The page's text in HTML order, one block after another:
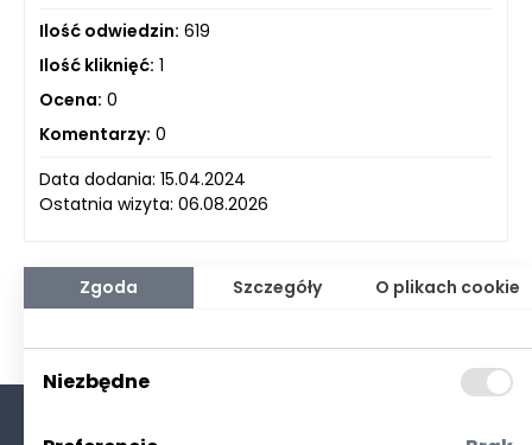
Ilość odwiedzin: 619
Ilość kliknięć: 1
Ocena: 0
Komentarzy: 0
Data dodania: 15.04.2024
Ostatnia wizyta: 06.08.2026
Zgoda Szczegóły O plikach cookie
Niezbędne